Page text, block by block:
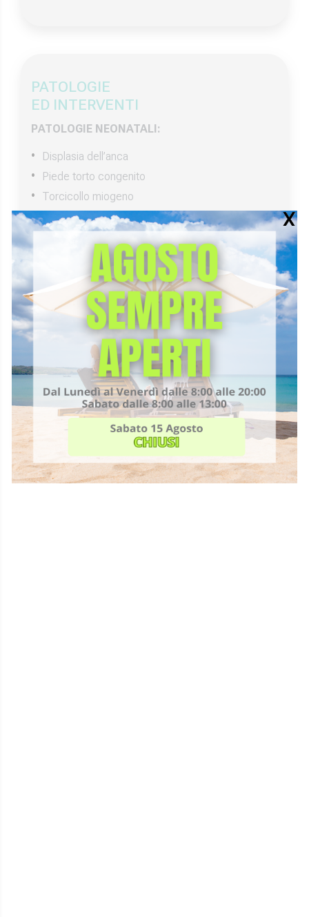
PATOLOGIE
ED INTERVENTI
PATOLOGIE NEONATALI:
Displasia dell’anca
Piede torto congenito
Torcicollo miogeno
Metatarsi varo
PATOLOGIE ADOLESCENZIALI:
Piede piatto
Disturbi della deambulazione
Patologie della crescita
Ginocchio varo e valgo
Morbo di Perthes
Osteocondrosi (Morbo di Sever e OSgood
Schlatter)